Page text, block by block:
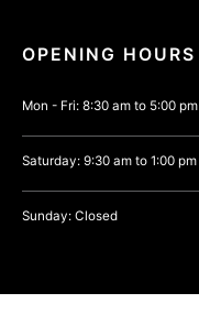
OPENING HOURS
Mon - Fri: 8:30 am to 5:00 pm
Saturday: 9:30 am to 1:00 pm
Sunday: Closed